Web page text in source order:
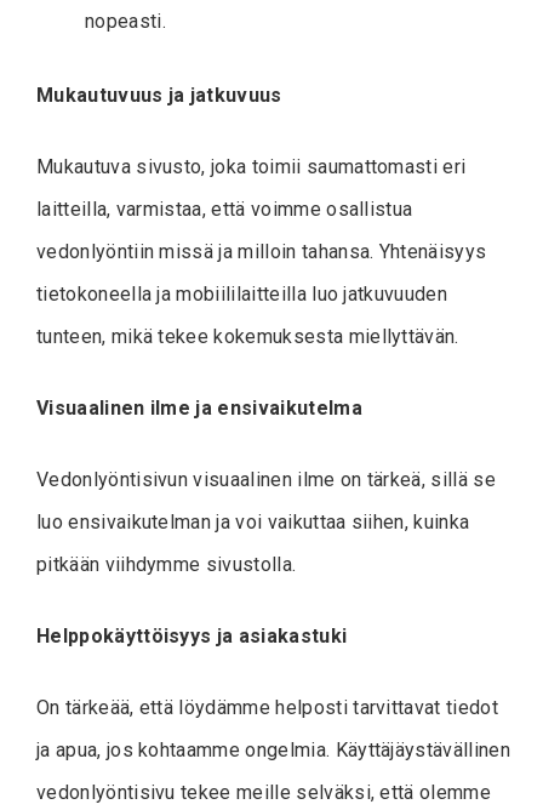
nopeasti.
Mukautuvuus ja jatkuvuus
Mukautuva sivusto, joka toimii saumattomasti eri
laitteilla, varmistaa, että voimme osallistua
vedonlyöntiin missä ja milloin tahansa. Yhtenäisyys
tietokoneella ja mobiililaitteilla luo jatkuvuuden
tunteen, mikä tekee kokemuksesta miellyttävän.
Visuaalinen ilme ja ensivaikutelma
Vedonlyöntisivun visuaalinen ilme on tärkeä, sillä se
luo ensivaikutelman ja voi vaikuttaa siihen, kuinka
pitkään viihdymme sivustolla.
Helppokäyttöisyys ja asiakastuki
On tärkeää, että löydämme helposti tarvittavat tiedot
ja apua, jos kohtaamme ongelmia. Käyttäjäystävällinen
vedonlyöntisivu tekee meille selväksi, että olemme